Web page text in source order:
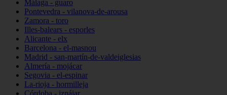
Málaga - guaro
Pontevedra - vilanova-de-arousa
Zamora - toro
Illes-balears - esporles
Alicante - elx
Barcelona - el-masnou
Madrid - san-martín-de-valdeiglesias
Almería - mojácar
Segovia - el-espinar
La-rioja - hormilleja
Córdoba - iznájar